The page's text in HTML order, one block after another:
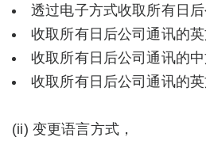
透过电子方式收取所有日
收取所有日后公司通讯的
收取所有日后公司通讯的
收取所有日后公司通讯的
(ii) 变更语言方式，